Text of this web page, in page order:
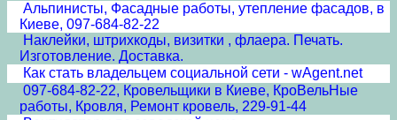
Альпинисты, Фасадные работы, утепление фасадов, в
Киеве, 097-684-82-22
Наклейки, штрихкоды, визитки , флаера. Печать.
Изготовление. Доставка.
Как стать владельцем социальной сети - wAgent.net
097-684-82-22, Кровельщики в Киеве, КроВельНые
работы, Кровля, Ремонт кровель, 229-91-44